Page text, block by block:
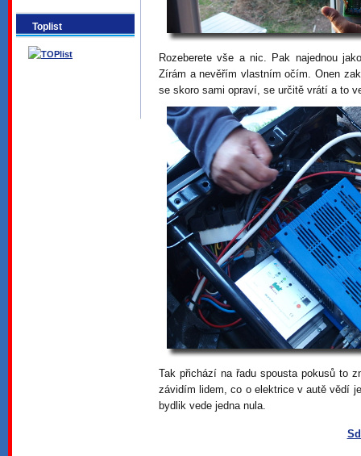
Toplist
Rozeberete vše a nic. Pak najednou
Zírám a nevěřím vlastním očím. Onen
se skoro sami opraví, se určitě vrátí a to
Tak přichází na řadu spousta pokusů to
závidím lidem, co o elektrice v autě vědí
bydlik vede jedna nula.